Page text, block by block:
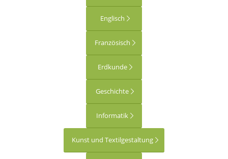
Englisch
Französisch
Erdkunde
Geschichte
Informatik
Kunst und Textilgestaltung